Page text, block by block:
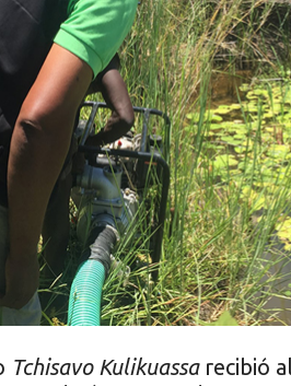
Tchisavo Kulikuassarecibió